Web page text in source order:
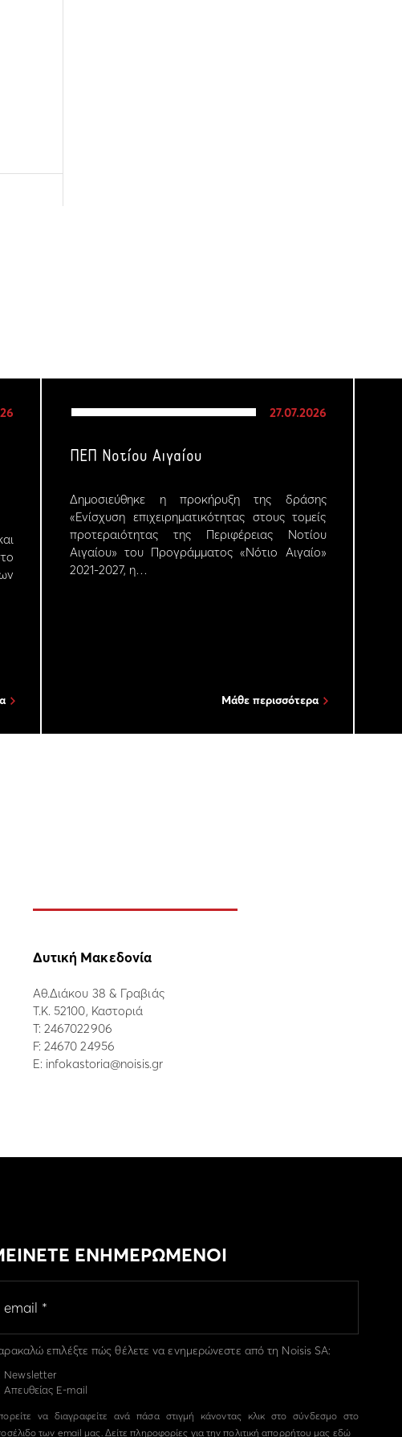
27.07.2026
ΠΕΠ Νοτίου Αιγαίου
Δημοσιεύθηκε η προκήρυξη της δράσης
«Ενίσχυση επιχειρηματικότητας στους τομείς
προτεραιότητας της Περιφέρειας Νοτίου
Αιγαίου» του Προγράμματος «Νότιο Αιγαίο»
2021-2027, η…
Μάθε περισσότερα
Δυτική Μακεδονία
Αθ.Διάκου 38 & Γραβιάς
Τ.Κ. 52100, Καστοριά
Τ: 2467022906
F: 24670 24956
E: infokastoria@noisis.gr
ΕΝΗΜΕΡΩΜΕΝΟΙ
επιλέξτε πώς θέλετε να ενημερώνεστε από τη Noisis SA:
Newsletter
Απευθείας E-mail
να διαγραφείτε ανά πάσα στιγμή κάνοντας κλικ στο σύνδεσμο στο
των email μας. Δείτε πληροφορίες για την πολιτική απορρήτου μας εδώ